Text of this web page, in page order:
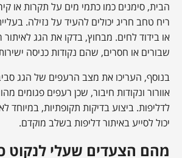
הבית, סימנים כמו כתמי מים על תקרות או
ריח טחב חריג יכולים להעיד על נזילה.
או בידוד לחים. מבחוץ, בדקו את הגג לאיתור
שבורים או חסרים, שהם נקודות כניסה
בנוסף, העריכו את מצב הרעפים של הגג
אוורור ונקודות חיבור, שכן רעפים פגומים
לדליפות. ביצוע בדיקות תקופתיות, במיוחד
יכול לסייע באיתור דליפות בשלב מוקדם.
מהם הצעדים שעלי לנקוט